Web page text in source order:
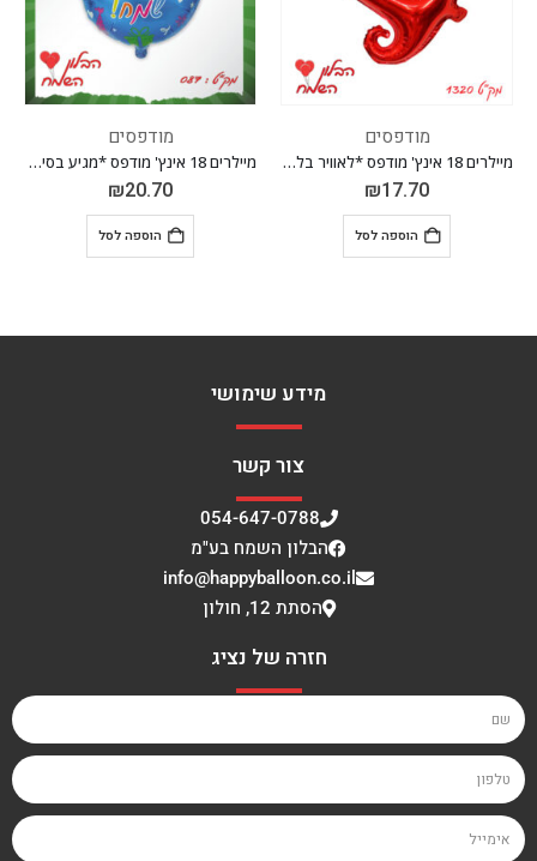
מודפסים
מיילרים 18 אינץ' מודפס *לאוויר בלבד* *מגיע בסיטונאות חבילה של 5 יח' *
₪17.70
הוספה לסל
מודפסים
מיילרים 18 אינץ' מודפס *מגיע בסיטונאות חבילה של 5 יח' *
₪20.70
הוספה לסל
מידע שימושי
צור קשר
054-647-0788
הבלון השמח בע"מ
info@happyballoon.co.il
הסתת 12, חולון
חזרה של נציג